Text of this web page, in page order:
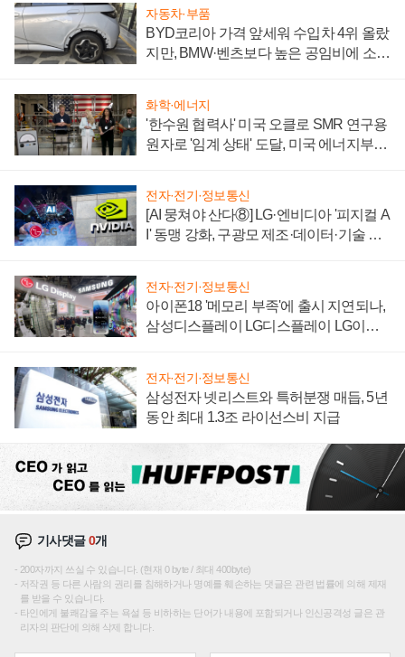
자동차·부품
BYD코리아 가격 앞세워 수입차 4위 올랐
지만, BMW·벤츠보다 높은 공임비에 소비
화학·에너지
'한수원 협력사' 미국 오클로 SMR 연구용
원자로 '임계 상태' 도달, 미국 에너지부
전자·전기·정보통신
[AI 뭉쳐야 산다⑧] LG·엔비디아 '피지컬 A
I' 동맹 강화, 구광모 제조·데이터·기술 결
전자·전기·정보통신
아이폰18 '메모리 부족'에 출시 지연되나,
삼성디스플레이 LG디스플레이 LG이노
전자·전기·정보통신
삼성전자 넷리스트와 특허분쟁 매듭, 5년
동안 최대 1.3조 라이선스비 지급
기사댓글0개
200자까지 쓰실 수 있습니다. (현재 0 byte / 최대 400byte)
저작권 등 다른 사람의 권리를 침해하거나 명예를 훼손하는 댓글은 관련 법률에 의해 제재
를 받을 수 있습니다.
타인에게 불쾌감을 주는 욕설 등 비하하는 단어가 내용에 포함되거나 인신공격성 글은 관
리자의 판단에 의해 삭제 합니다.